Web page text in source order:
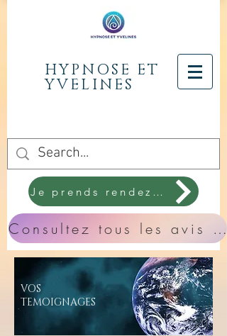
HYPNOSE ET
YVELINES
Je prends rendez-vous
Consultez tous les avis sur Medoucine
VOS
TEMOIGNAGES